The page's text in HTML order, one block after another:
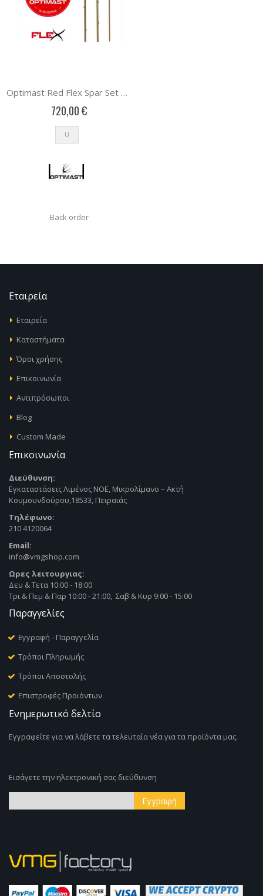
Optimast Red Flex Spar Set Complete 1 SET
720,00 €
U
Back order
Εταιρεία
Εταιρεία
Καταστήματα
Όροι χρήσης
Επικοινωνία
Αντιπρόσωποι
Blog
Custom Made
Επικοινωνία
Διεύθυνση:
Εγκαταστάσεις Λιμένος ΝΟΕ, Μικρολίμανο – Ακτή
Κουμουνδούρου,18533, Πειραιάς
Τηλέφωνο:
210 4120064
Email:
info@vmgshop.com
Ωρες λειτουργιας:
Δευ & Τετα 10:00 - 18:00
Τρι & Πεμ & Παρ 10:00 - 21:00, Σαβ & Κυρ 9:00 - 15:00
Παραγγελίες
Εγγραφή - Παραγγελία
Τρόποι Πληρωμής
Τρόποι Αποστολής
Επιστροφές Προιόντων
Ενημερωτικό δελτίο
Εγγραφείτε για να λάβετε τα τελευταία νέα για τα προϊόντα μας.
Εισάγετε την ηλεκτρονική σας διεύθυνση
Δελτίο:
Εγγραφή